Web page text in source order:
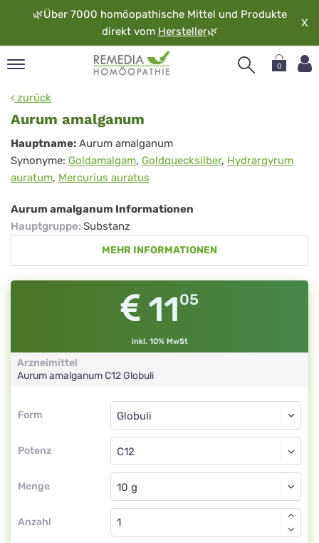
🌿Über 7000 homöopathische Mittel und Produkte
direkt vom Hersteller🌿
X
0
zurück
Aurum amalganum
Aurum
amalganum
Hauptname: Aurum amalganum
Synonyme: Goldamalgam, Goldquecksilber, Hydrargyrum
auratum, Mercurius auratus
Aurum amalganum Informationen
Hauptgruppe: Substanz
MEHR INFORMATIONEN
1105
inkl. 10% MwSt
Arzneimittel
Aurum amalganumC12Globuli
Form
Form
Potenz
Globuli
C12
Menge
Globuli
Anzahl